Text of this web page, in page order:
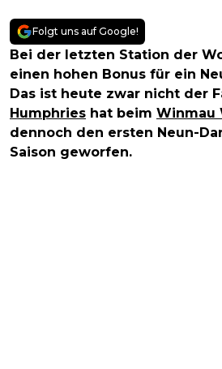
Folgt uns auf Google!
Bei der letzten Station der
einen hohen Bonus für ein
Das ist heute zwar nicht der
Humphries hat beim Winmau
dennoch den ersten Neun-
Saison geworfen.